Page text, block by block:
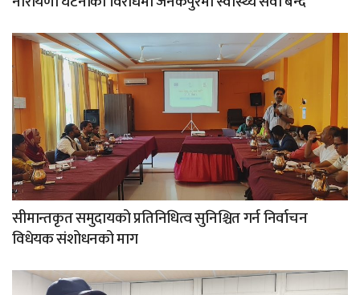
सीमान्तकृत समुदायको प्रतिनिधित्व सुनिश्चित गर्न निर्वाचन
विधेयक संशोधनको माग